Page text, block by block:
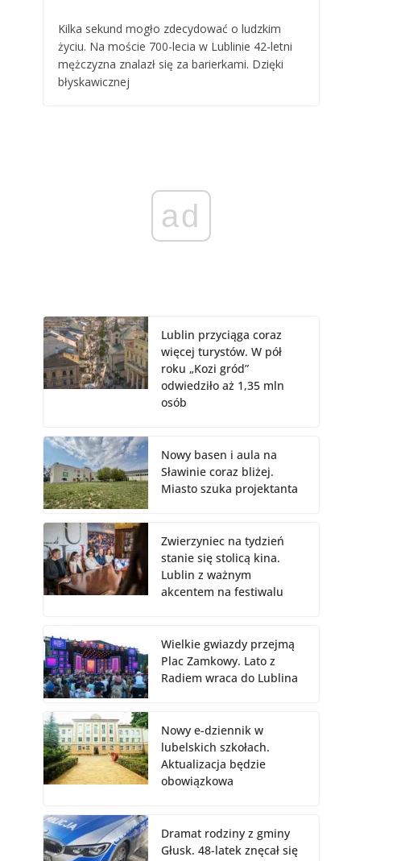
Kilka sekund mogło zdecydować o ludzkim
życiu. Na moście 700-lecia w Lublinie 42-letni
mężczyzna znalazł się za barierkami. Dzięki
błyskawicznej
ad
Lublin przyciąga coraz
więcej turystów. W pół
roku „Kozi gród”
odwiedziło aż 1,35 mln
osób
Nowy basen i aula na
Sławinie coraz bliżej.
Miasto szuka projektanta
Zwierzyniec na tydzień
stanie się stolicą kina.
Lublin z ważnym
akcentem na festiwalu
Wielkie gwiazdy przejmą
Plac Zamkowy. Lato z
Radiem wraca do Lublina
Nowy e-dziennik w
lubelskich szkołach.
Aktualizacja będzie
obowiązkowa
Dramat rodziny z gminy
Głusk. 48-latek znęcał się